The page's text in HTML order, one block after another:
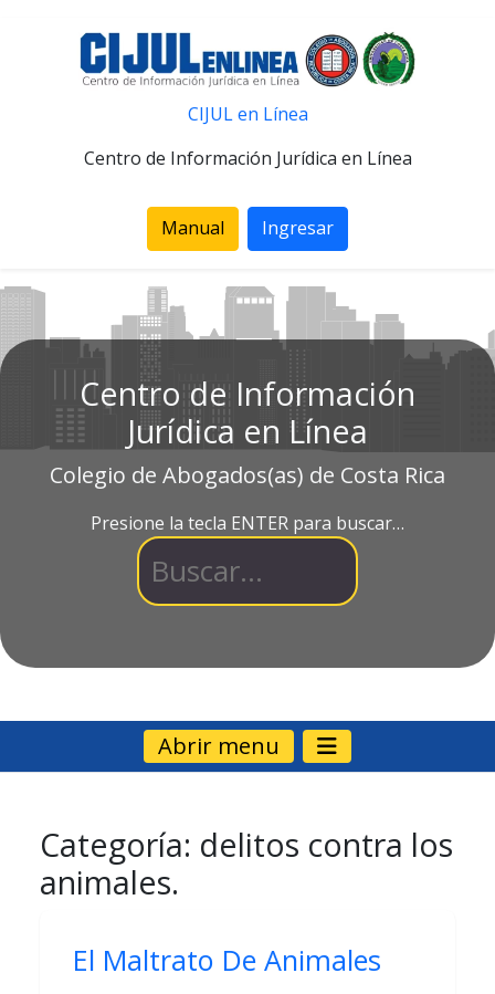
CIJUL en Línea
Centro de Información Jurídica en Línea
Manual Ingresar
Centro de Información
Jurídica en Línea
Colegio de Abogados(as) de Costa Rica
Presione la tecla ENTER para buscar…
Abrir menu
Categoría: delitos contra los
animales.
El Maltrato De Animales